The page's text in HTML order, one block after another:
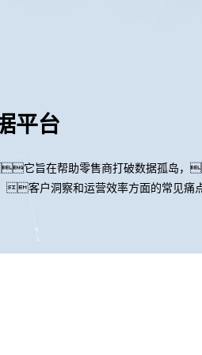
平台
它旨在帮助零售商打破数据孤岛，
客户洞察和运营效率方面的常见